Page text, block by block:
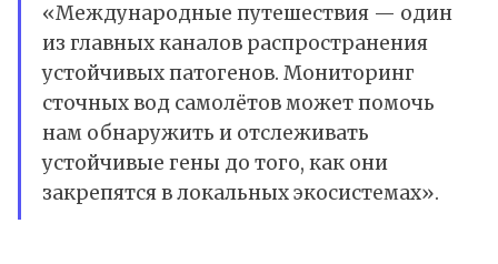
«Международные путешествия — один
из главных каналов распространения
устойчивых патогенов. Мониторинг
сточных вод самолётов может помочь
нам обнаружить и отслеживать
устойчивые гены до того, как они
закрепятся в локальных экосистемах».